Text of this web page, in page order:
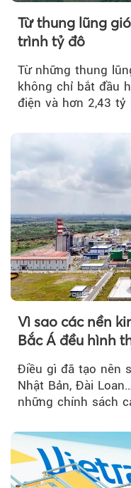
Từ thung lũng
trình tỷ đô
Từ những thung
không chỉ bắt đầu
điện và hơn 2,43 tỷ
Vì sao các nền
Bắc Á đều hình
Điều gì đã tạo nên
Nhật Bản, Đài
những chính sách